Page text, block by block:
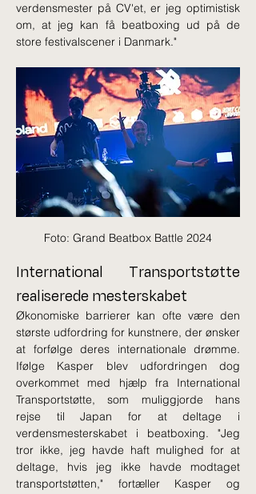
verdensmester på CV'et, er jeg optimistisk
om, at jeg kan få beatboxing ud på de
store festivalscener i Danmark."
Foto: Grand Beatbox Battle 2024
International Transportstøtte
realiserede mesterskabet
Økonomiske barrierer kan ofte være den
største udfordring for kunstnere, der ønsker
at forfølge deres internationale drømme.
Ifølge Kasper blev udfordringen dog
overkommet med hjælp fra International
Transportstøtte, som muliggjorde hans
rejse til Japan for at deltage i
verdensmesterskabet i beatboxing. "Jeg
tror ikke, jeg havde haft mulighed for at
deltage, hvis jeg ikke havde modtaget
transportstøtten," fortæller Kasper og